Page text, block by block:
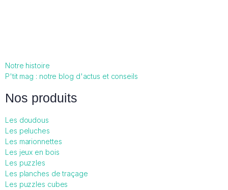
Notre histoire
P'tit mag : notre blog d'actus et conseils
Nos produits
Les doudous
Les peluches
Les marionnettes
Les jeux en bois
Les puzzles
Les planches de traçage
Les puzzles cubes